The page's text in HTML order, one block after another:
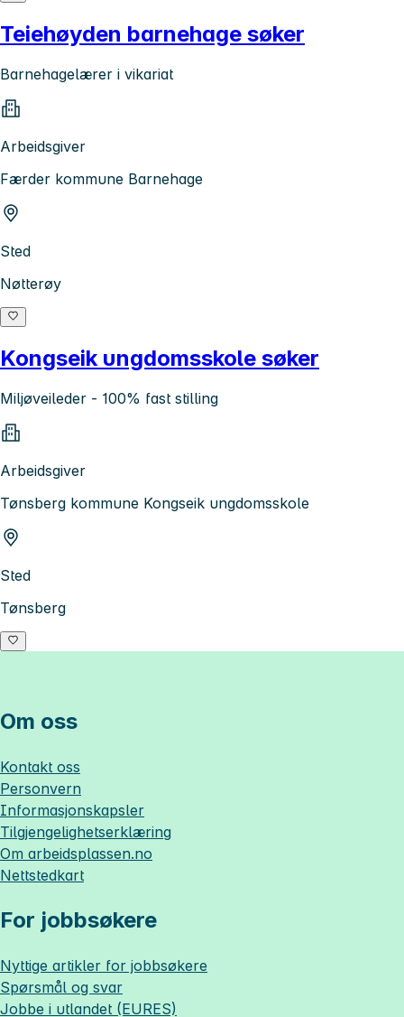
Teiehøyden barnehage søker
Barnehagelærer i vikariat
Arbeidsgiver
Færder kommune Barnehage
Sted
Nøtterøy
Kongseik ungdomsskole søker
Miljøveileder - 100% fast stilling
Arbeidsgiver
Tønsberg kommune Kongseik ungdomsskole
Sted
Tønsberg
Om oss
Kontakt oss
Personvern
Informasjonskapsler
Tilgjengelighetserklæring
Om arbeidsplassen.no
Nettstedkart
For jobbsøkere
Nyttige artikler for jobbsøkere
Spørsmål og svar
Jobbe i utlandet (EURES)